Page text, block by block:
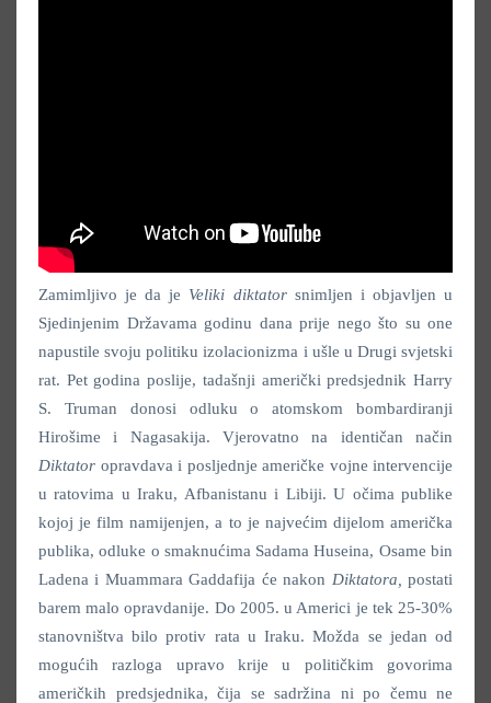
Zamimljivo je da je Veliki diktatorsnimljen i objavljen u
Sjedinjenim Državama godinu dana prije nego što su one
napustile svoju politiku izolacionizma i ušle u Drugi svjetski
rat. Pet godina poslije, tadašnji američki predsjednik Harry
S. Truman donosi odluku o atomskom bombardiranji
Hirošime i Nagasakija. Vjerovatno na identičan način
Diktator opravdava i posljednje američke vojne intervencije
u ratovima u Iraku, Afbanistanu i Libiji. U očima publike
kojoj je film namijenjen, a to je najvećim dijelom američka
publika, odluke o smaknućima Sadama Huseina, Osame bin
Ladena i Muammara Gaddafija će nakon Diktatora,
postati
barem malo opravdanije. Do 2005. u Americi je tek 25-30%
stanovništva bilo protiv rata u Iraku. Možda se jedan od
mogućih razloga upravo krije u političkim govorima
američkih predsjednika, čija se sadržina ni po čemu ne